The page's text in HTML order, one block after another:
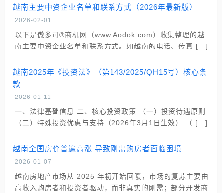
越南主要中资企业名单和联系方式（2026年最新版）
2026-02-01
以下是傲多可®商机网（www.Aodok.com）收集整理的越
南主要中资企业名单和联系方式。如越南的电话、传真 […]
越南2025年《投资法》（第143/2025/QH15号）核心条
款
2026-01-11
一、法律基础信息 二、核心投资政策 （一）投资待遇原则
（二）特殊投资优惠与支持（2026年3月1日生效） （ […]
越南全国房价普遍高涨 导致刚需购房者面临困境
2026-01-07
越南房地产市场从 2025 年初开始回暖，市场的复苏主要由
高收入购房者和投资者驱动，而非真实的刚需；部分开发商